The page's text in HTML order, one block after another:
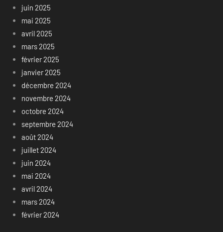
juin 2025
mai 2025
avril 2025
mars 2025
février 2025
janvier 2025
décembre 2024
novembre 2024
octobre 2024
septembre 2024
août 2024
juillet 2024
juin 2024
mai 2024
avril 2024
mars 2024
février 2024